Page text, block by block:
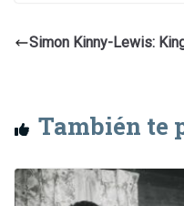
Simon Kinny-Lewis:
También te